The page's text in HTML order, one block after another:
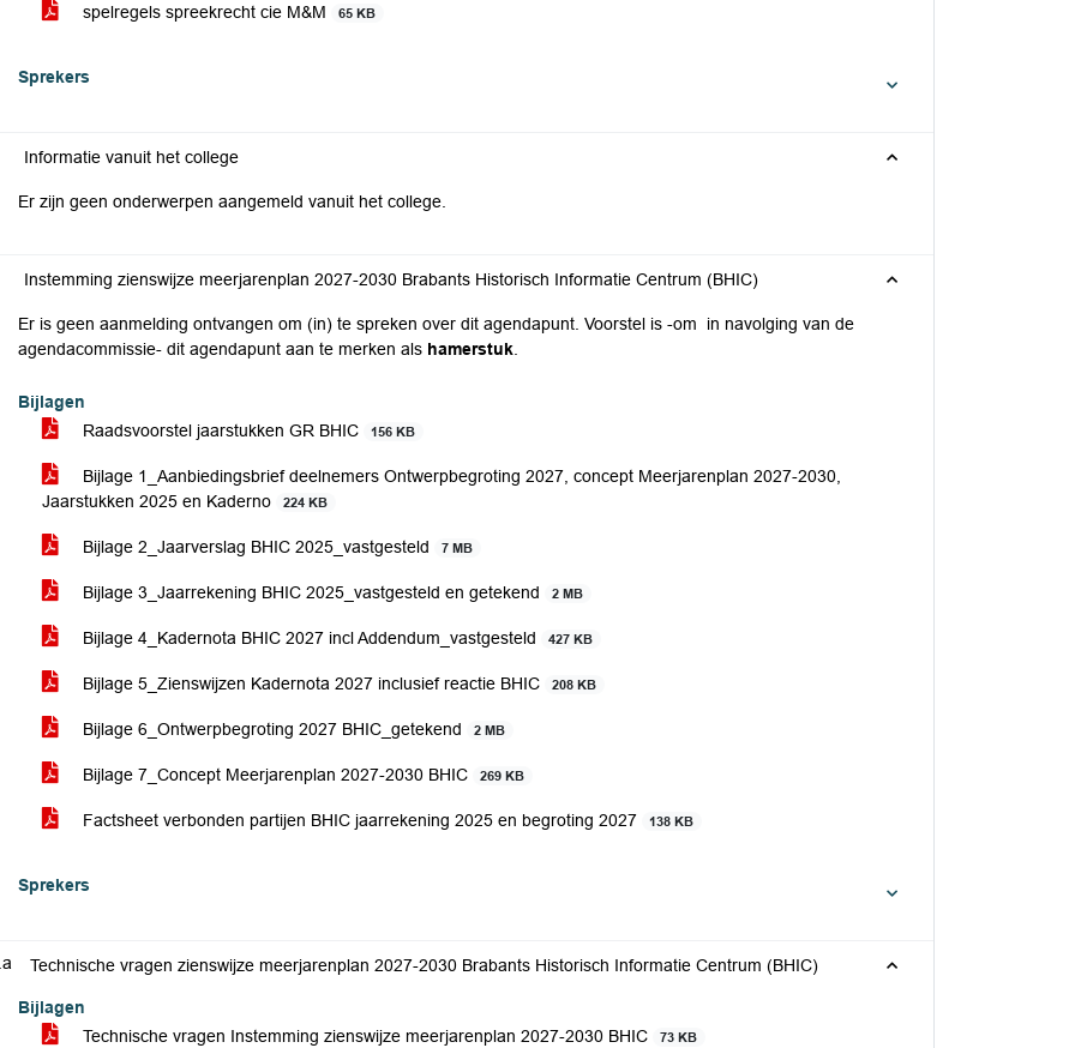
spelregels spreekrecht cie M&M
65 KB
Sprekers
Informatie vanuit het college
Er zijn geen onderwerpen aangemeld vanuit het college.
Instemming zienswijze meerjarenplan 2027-2030 Brabants Historisch Informatie Centrum (BHIC)
Er is geen aanmelding ontvangen om (in) te spreken over dit agendapunt. Voorstel is -om in navolging van de
agendacommissie- dit agendapunt aan te merken als hamerstuk
Bijlagen
Raadsvoorstel jaarstukken GR BHIC
156 KB
Bijlage 1_Aanbiedingsbrief deelnemers Ontwerpbegroting 2027, concept Meerjarenplan 2027-2030,
Jaarstukken 2025 en Kaderno
224 KB
Bijlage 2_Jaarverslag BHIC 2025_vastgesteld 7 MB
Bijlage 3_Jaarrekening BHIC 2025_vastgesteld en getekend 2 MB
Bijlage 4_Kadernota BHIC 2027 incl Addendum_vastgesteld 427 KB
Bijlage 5_Zienswijzen Kadernota 2027 inclusief reactie BHIC 208 KB
Bijlage 6_Ontwerpbegroting 2027 BHIC_getekend 2 MB
Bijlage 7_Concept Meerjarenplan 2027-2030 BHIC 269 KB
Factsheet verbonden partijen BHIC jaarrekening 2025 en begroting 2027 138 KB
Sprekers
Technische vragen zienswijze meerjarenplan 2027-2030 Brabants Historisch Informatie Centrum (BHIC)
Bijlagen
Technische vragen Instemming zienswijze meerjarenplan 2027-2030 BHIC
73 KB